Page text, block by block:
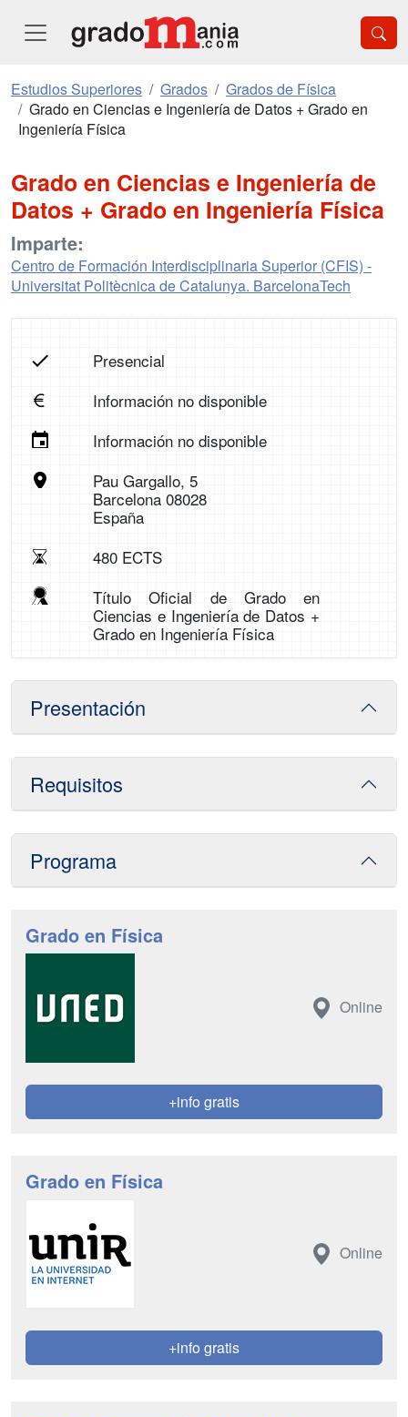
Estudios Superiores Grados
Grados de Física
Grado en Ciencias e Ingeniería de Datos + Grado en
Ingeniería Física
Grado en Ciencias e Ingeniería de
Datos + Grado en Ingeniería Física
Imparte:
Centro de Formación Interdisciplinaria Superior (CFIS) -
Universitat Politècnica de Catalunya. BarcelonaTech
Presencial
Información no disponible
Información no disponible
Pau Gargallo, 5
Barcelona 08028
España
480 ECTS
Título Oficial de Grado en
Ciencias e Ingeniería de Datos +
Grado en Ingeniería Física
Presentación
Requisitos
Programa
Grado en Física
Online
+info gratis
Grado en Física
Online
+info gratis